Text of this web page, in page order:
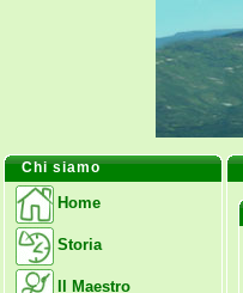
Chi siamo
Home
Storia
Il Maestro